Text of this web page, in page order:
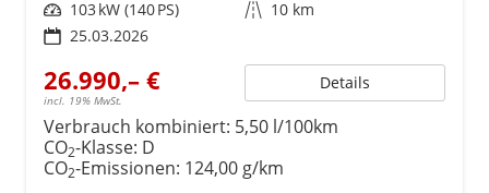
Leistung 103 kW (140 PS) Kilometerstand 10 km
25.03.2026
26.990,– €
incl. 19% MwSt.
Details
Verbrauch kombiniert: 5,50 l/100km
CO2-Klasse: D
CO2-Emissionen: 124,00 g/km